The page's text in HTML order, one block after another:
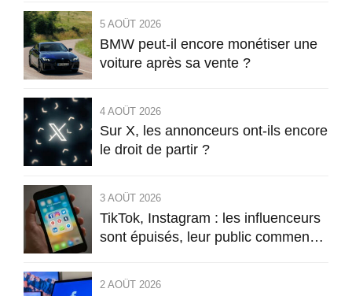
5 AOÛT 2026
BMW peut-il encore monétiser une
voiture après sa vente ?
4 AOÛT 2026
Sur X, les annonceurs ont-ils encore
le droit de partir ?
3 AOÛT 2026
TikTok, Instagram : les influenceurs
sont épuisés, leur public commence
2 AOÛT 2026